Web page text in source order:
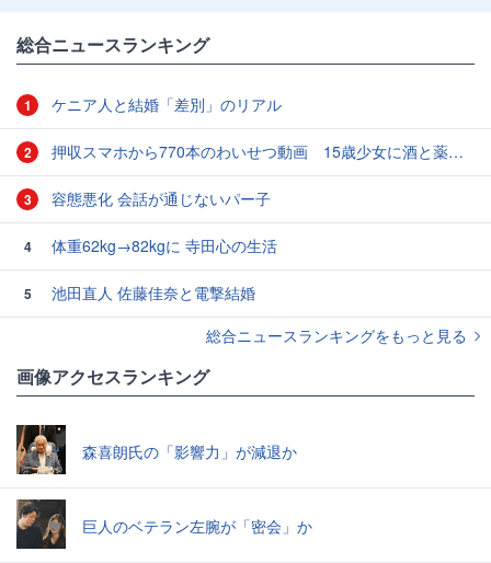
総合ニュースランキング
1 ケニア人と結婚「差別」のリアル
2 押収スマホから770本のわいせつ動画 15歳少女に酒と薬飲ませ性的暴行か 54歳男を再逮捕 「薬もありますよ」とSNSで誘い出し
3 容態悪化 会話が通じないパー子
4 体重62kg→82kgに 寺田心の生活
5
池田直人 佐藤佳奈と電撃結婚
総合ニュースランキングをもっと見る
画像アクセスランキング
森喜朗氏の「影響力」が減退か
巨人のベテラン左腕が「密会」か